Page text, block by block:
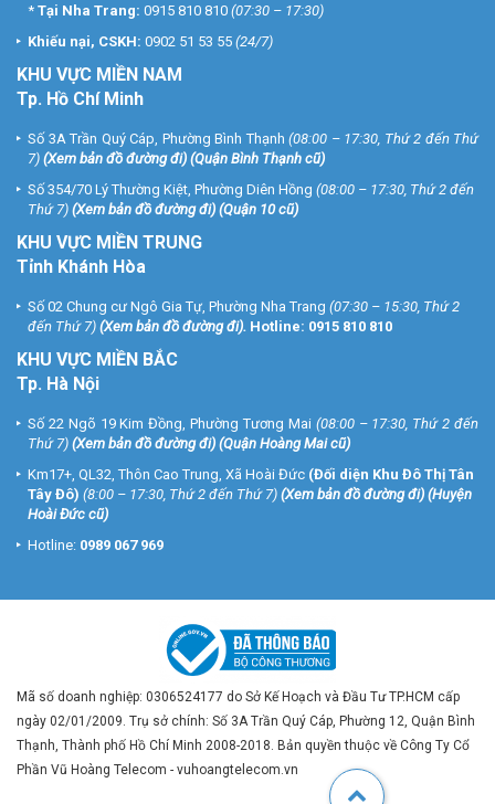
* Tại Nha Trang: 0915 810 810 (07:30 – 17:30)
Khiếu nại, CSKH: 0902 51 53 55 (24/7)
KHU VỰC MIỀN NAM
Tp. Hồ Chí Minh
Số 3A Trần Quý Cáp, Phường Bình Thạnh (08:00 – 17:30, Thứ 2 đến Thứ
7) (Xem bản đồ đường đi) (Quận Bình Thạnh cũ)
Số 354/70 Lý Thường Kiệt, Phường Diên Hồng (08:00 – 17:30, Thứ 2 đến
Thứ 7) (Xem bản đồ đường đi) (Quận 10 cũ)
KHU VỰC MIỀN TRUNG
Tỉnh Khánh Hòa
Số 02 Chung cư Ngô Gia Tự, Phường Nha Trang (07:30 – 15:30, Thứ 2
đến Thứ 7) (Xem bản đồ đường đi). Hotline: 0915 810 810
KHU VỰC MIỀN BẮC
Tp. Hà Nội
Số 22 Ngõ 19 Kim Đồng, Phường Tương Mai (08:00 – 17:30, Thứ 2 đến
Thứ 7) (Xem bản đồ đường đi) (Quận Hoàng Mai cũ)
Km17+, QL32, Thôn Cao Trung, Xã Hoài Đức (Đối diện Khu Đô Thị Tân
Tây Đô) (8:00 – 17:30, Thứ 2 đến Thứ 7) (Xem bản đồ đường đi) (Huyện
Hoài Đức cũ)
Hotline: 0989 067 969
Mã số doanh nghiệp: 0306524177 do Sở Kế Hoạch và Đầu Tư TP.HCM cấp
ngày 02/01/2009. Trụ sở chính: Số 3A Trần Quý Cáp, Phường 12, Quận Bình
Thạnh, Thành phố Hồ Chí Minh 2008-2018. Bản quyền thuộc về Công Ty Cổ
Phần Vũ Hoàng Telecom - vuhoangtelecom.vn